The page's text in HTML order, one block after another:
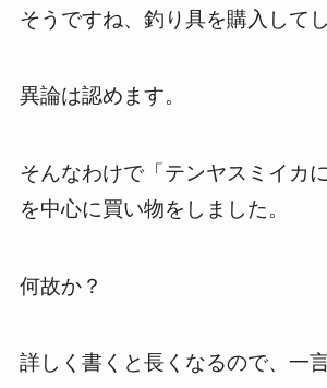
そうですね、釣り具を購入して
異論は認めます。
そんなわけで「テンヤスミイカ
を中心に買い物をしました。
何故か？
詳しく書くと長くなるので、一